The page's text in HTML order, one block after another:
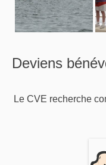
Deviens
Le CVE recherche